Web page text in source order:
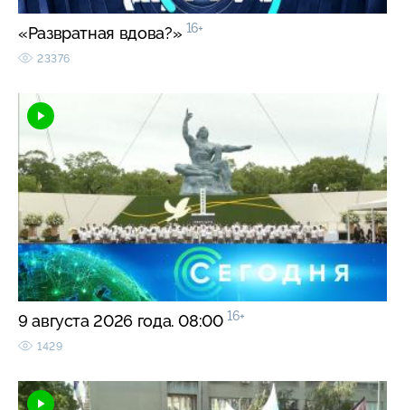
«Развратная вдова?» 16+
23376
9 августа 2026 года. 08:00 16+
1429